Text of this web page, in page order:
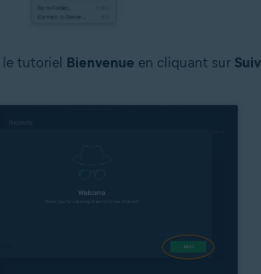
tutoriel Bienvenue en cliquant sur